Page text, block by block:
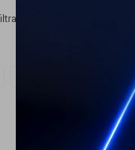
o busca en otras
Quitar